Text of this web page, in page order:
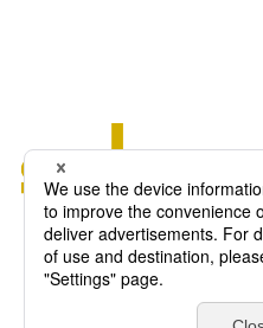
ニュース一覧 個人情報保護方針